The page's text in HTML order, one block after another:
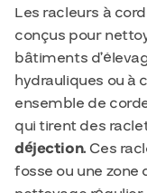
Les racleurs à
conçus pour
bâtiments
hydrauliques ou à
ensemble de
qui tirent des
déjection. Ces
fosse ou une zone